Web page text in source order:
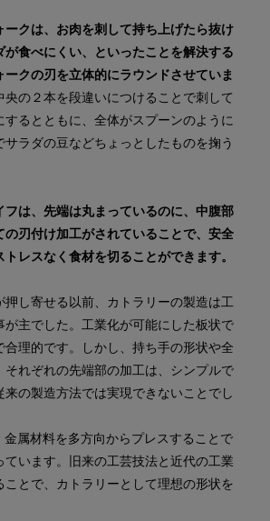
ークは、お肉を刺して持ち上げたら抜け
が食べにくい、といったことを解決する
ークの刃を立体的にラウンドさせていま
央の２本を段違いにつけることで刺して
するとともに、全体がスプーンのように
サラダの豆などちょっとしたものを掬う
フは、先端は丸まっているのに、中腹部
の刃付け加工がされていることで、安全
レスなく食材を切ることができます。
押し寄せる以前、カトラリーの製造は工
が主でした。工業化が可能にした板状で
合理的です。しかし、持ち手の形状や全
それぞれの先端部の加工は、シンプルで
来の製造方法では実現できないことでし
属材料を多方向からプレスすることで
ています。旧来の工芸技法と近代の工業
ことで、カトラリーとして理想の形状を